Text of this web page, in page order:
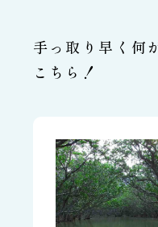
手っ取り早く何
こちら！